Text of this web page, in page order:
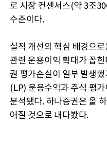
로 시장 컨센서스(약 3조
수준이다.
실적 개선의 핵심 배경으
관련 운용이익 확대가 꼽
권 평가손실이 일부 발생
(LP) 운용수익과 주식 평
분석됐다. 하나증권은 올
어질 것으로 내다봤다.